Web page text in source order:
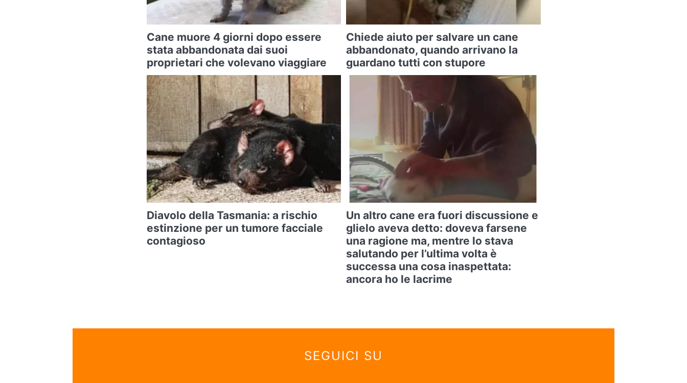
Cane muore 4 giorni dopo essere
stata abbandonata dai suoi
proprietari che volevano viaggiare
Chiede aiuto per salvare un cane
abbandonato, quando arrivano la
guardano tutti con stupore
Diavolo della Tasmania: a rischio
estinzione per un tumore facciale
contagioso
Un altro cane era fuori discussione e
glielo aveva detto: doveva farsene
una ragione ma, mentre lo stava
salutando per l’ultima volta è
successa una cosa inaspettata:
ancora ho le lacrime
SEGUICI SU